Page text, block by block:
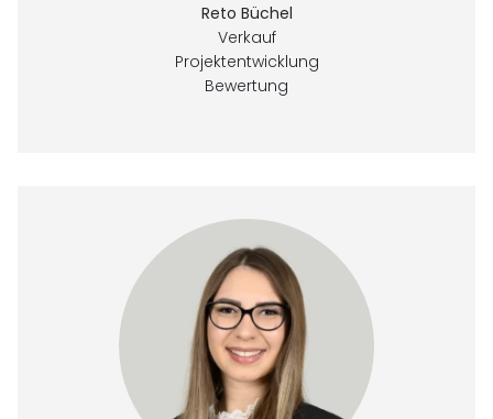
Reto Büchel
Verkauf
Projektentwicklung
Bewertung